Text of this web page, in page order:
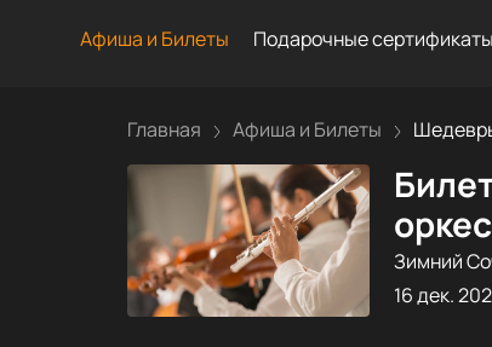
Афиша и Билеты Подарочные сертификаты
Главная Афиша и Билеты
Зимний
16 дек.